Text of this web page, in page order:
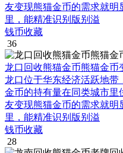
友变现熊猫金币的需求就明
里，能精准识别版别溢
钱币收藏
36
龙口回收熊猫金币熊猫金币
龙口位于华东经济活跃地
金币的持有量在同类城市
友变现熊猫金币的需求就明
里，能精准识别版别溢
钱币收藏
28